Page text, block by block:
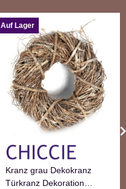
Auf Lager
Kranz grau Dekokranz
Türkranz Dekoration